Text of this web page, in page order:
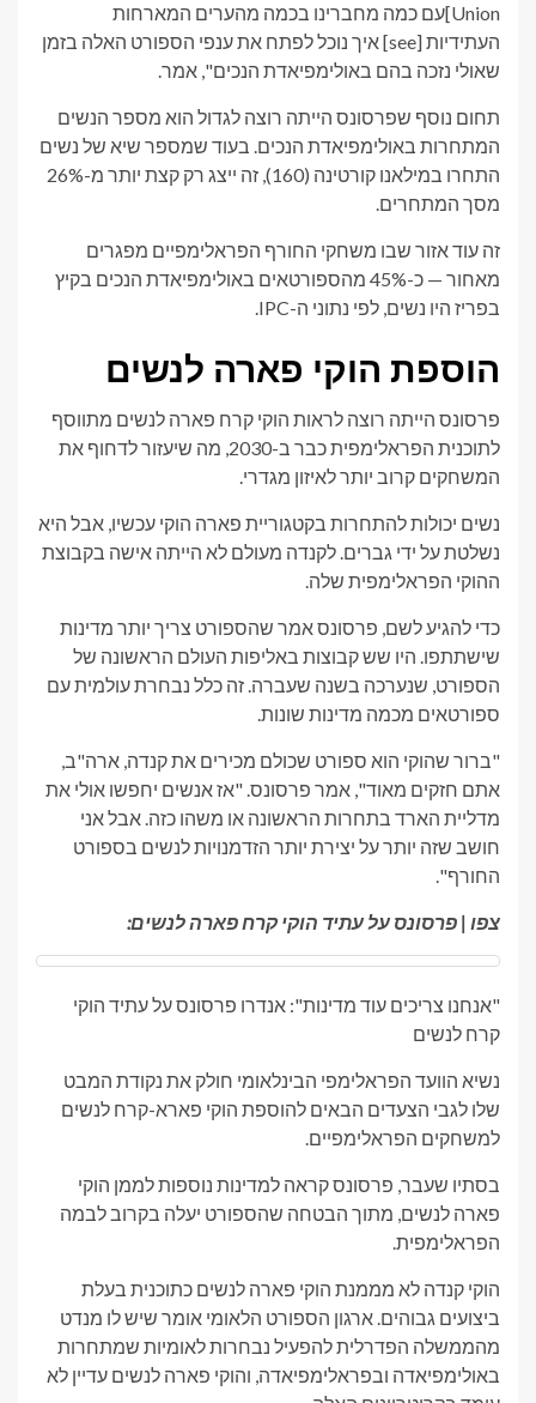
Union]עם כמה מחברינו בכמה מהערים המארחות
העתידיות [see] איך נוכל לפתח את ענפי הספורט האלה בזמן
שאולי נזכה בהם באולימפיאדת הנכים", אמר.
תחום נוסף שפרסונס הייתה רוצה לגדול הוא מספר הנשים
המתחרות באולימפיאדת הנכים. בעוד שמספר שיא של נשים
התחרו במילאנו קורטינה (160), זה ייצג רק קצת יותר מ-26%
מסך המתחרים.
זה עוד אזור שבו משחקי החורף הפראלימפיים מפגרים
מאחור —
כ-45% מהספורטאים באולימפיאדת הנכים בקיץ
בפריז היו נשים, לפי נתוני ה-IPC.
הוספת הוקי פארה לנשים
פרסונס הייתה רוצה לראות הוקי קרח פארה לנשים מתווסף
לתוכנית הפראלימפית כבר ב-2030, מה שיעזור לדחוף את
המשחקים קרוב יותר לאיזון מגדרי.
נשים יכולות להתחרות בקטגוריית פארה הוקי עכשיו, אבל היא
נשלטת על ידי גברים. לקנדה מעולם לא הייתה אישה בקבוצת
ההוקי הפראלימפית שלה.
כדי להגיע לשם, פרסונס אמר שהספורט צריך יותר מדינות
שישתתפו. היו שש קבוצות באליפות העולם הראשונה של
הספורט, שנערכה בשנה שעברה. זה כלל נבחרת עולמית עם
ספורטאים מכמה מדינות שונות.
"ברור שהוקי הוא ספורט שכולם מכירים את קנדה, ארה"ב,
אתם חזקים מאוד", אמר פרסונס. "אז אנשים יחפשו אולי את
מדליית הארד בתחרות הראשונה או משהו כזה. אבל אני
חושב שזה יותר על יצירת יותר הזדמנויות לנשים בספורט
החורף".
צפו | פרסונס על עתיד הוקי קרח פארה לנשים:
"אנחנו צריכים עוד מדינות": אנדרו פרסונס על עתיד הוקי
קרח לנשים
נשיא הוועד הפראלימפי הבינלאומי חולק את נקודת המבט
שלו לגבי הצעדים הבאים להוספת הוקי פארא-קרח לנשים
למשחקים הפראלימפיים.
בסתיו שעבר, פרסונס קראה למדינות נוספות לממן הוקי
פארה לנשים, מתוך הבטחה שהספורט יעלה בקרוב לבמה
הפראלימפית.
הוקי קנדה לא מממנת הוקי פארה לנשים כתוכנית בעלת
ביצועים גבוהים. ארגון הספורט הלאומי אומר שיש לו מנדט
מהממשלה הפדרלית להפעיל נבחרות לאומיות שמתחרות
באולימפיאדה ובפראלימפיאדה, והוקי פארה לנשים עדיין לא